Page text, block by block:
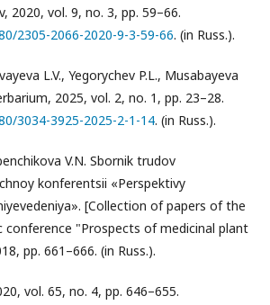
2020, vol. 9, no. 3, pp. 59–66.
2305-2066-2020-9-3-59-66. (in Russ.).
L.V., Yegorychev P.L., Musabayeva
2025, vol. 2, no. 1, pp. 23–28.
3034-3925-2025-2-1-14. (in Russ.).
V.N. Sbornik trudov
konferentsii «Perspektivy
[Collection of papers of the
"Prospects of medicinal plant
pp. 661–666. (in Russ.).
vol. 65, no. 4, pp. 646–655.